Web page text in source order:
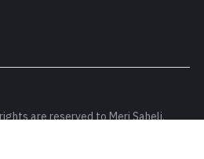
are reserved to Meri Saheli.